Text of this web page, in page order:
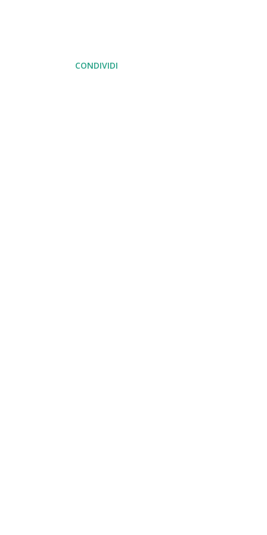
CONDIVIDI